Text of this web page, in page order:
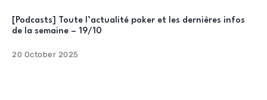
[Podcasts] Toute l’actualité poker et les dernières infos
de la semaine – 19/10
20 October 2025